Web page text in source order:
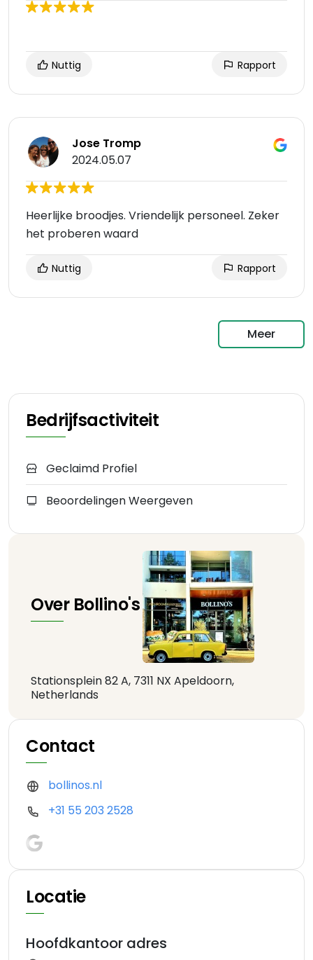
Nuttig Rapport
Jose Tromp
2024.05.07
Heerlijke broodjes. Vriendelijk personeel. Zeker
het proberen waard
Nuttig Rapport
Meer
Bedrijfsactiviteit
Geclaimd Profiel
Beoordelingen Weergeven
Over Bollino's
Stationsplein 82 A, 7311 NX Apeldoorn,
Netherlands
Contact
bollinos.nl
+31 55 203 2528
Locatie
Hoofdkantoor adres